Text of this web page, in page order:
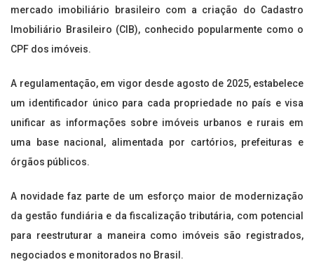
mercado imobiliário brasileiro com a criação do Cadastro
Imobiliário Brasileiro (CIB), conhecido popularmente como o
CPF dos imóveis.
A regulamentação, em vigor desde agosto de 2025, estabelece
um identificador único para cada propriedade no país e visa
unificar as informações sobre imóveis urbanos e rurais em
uma base nacional, alimentada por cartórios, prefeituras e
órgãos públicos.
A novidade faz parte de um esforço maior de modernização
da gestão fundiária e da fiscalização tributária, com potencial
para reestruturar a maneira como imóveis são registrados,
negociados e monitorados no Brasil.